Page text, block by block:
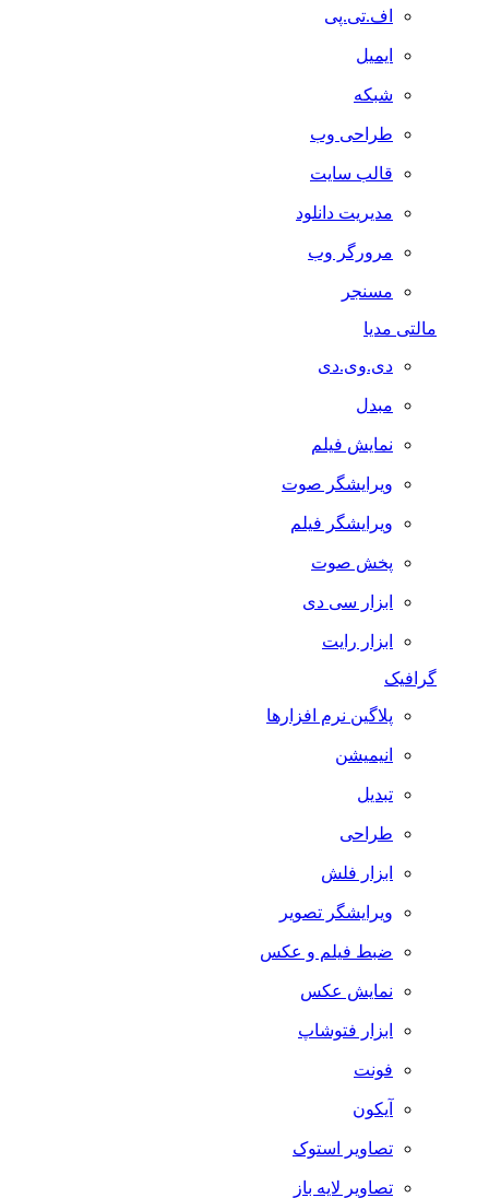
اف.تی.پی
ایمیل
شبکه
طراحی وب
قالب سایت
مدیریت دانلود
مرورگر وب
مسنجر
مالتی مدیا
دی.وی.دی
مبدل
نمایش فیلم
ویرایشگر صوت
ویرایشگر فیلم
پخش صوت
ابزار سی دی
ابزار رایت
گرافیک
پلاگین نرم افزارها
انیمیشن
تبدیل
طراحی
ابزار فلش
ویرایشگر تصویر
ضبط فيلم و عكس
نمایش عکس
ابزار فتوشاپ
فونت
آیکون
تصاویر استوک
تصاویر لایه باز